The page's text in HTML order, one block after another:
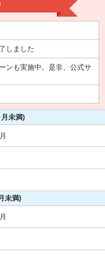
しました
ンも実施中。是非、公式サ
未満)
未満)